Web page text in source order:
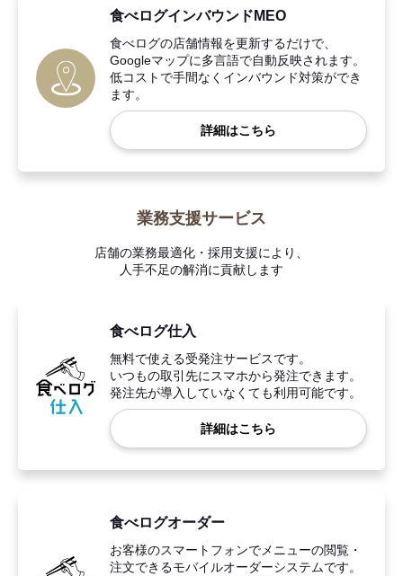
食べログインバウンドMEO
食べログの店舗情報を更新するだけで、
Googleマップに多言語で自動反映されます。
低コストで手間なくインバウンド対策ができ
ます。
詳細はこちら
業務支援サービス
店舗の業務最適化・採用支援により、
人手不足の解消に貢献します
食べログ仕入
無料で使える受発注サービスです。
いつもの取引先にスマホから発注できます。
発注先が導入していなくても利用可能です。
詳細はこちら
食べログオーダー
お客様のスマートフォンでメニューの閲覧・
注文できるモバイルオーダーシステムです。